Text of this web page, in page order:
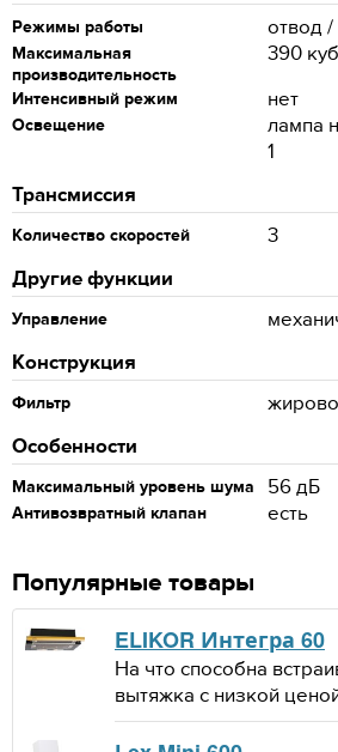
Режимы работы отвод /
Максимальная
производительность
390
Интенсивный режим нет
Освещение
лампа
1
Трансмиссия
Количество скоростей
3
Другие функции
Управление
Конструкция
Фильтр
Особенности
Максимальный уровень шума 56 дБ
Антивозвратный клапан есть
Популярные товары
ELIKOR Интегра 60
На что способна
вытяжка с низкой